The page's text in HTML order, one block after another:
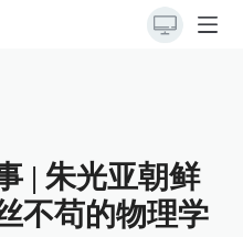
| 朱光亚朝鲜
不苟的物理学